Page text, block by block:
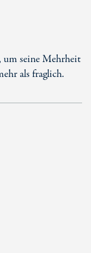
um seine Mehrheit
als fraglich.